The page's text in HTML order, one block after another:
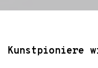
Kunstpioniere